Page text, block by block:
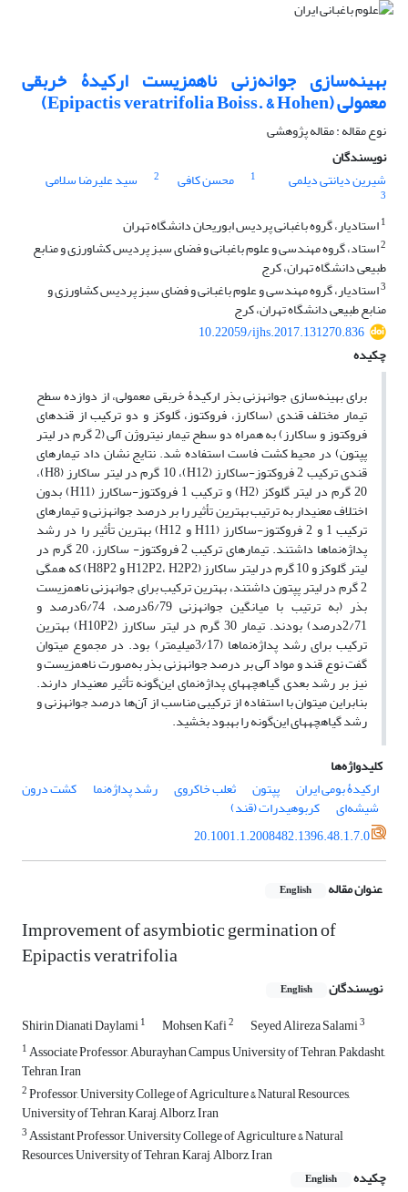
بهینه‌سازی جوانه‌زنی ناهمزیست ارکیدۀ خربقی
معمولی (Epipactis veratrifolia Boiss. & Hohen)
نوع مقاله : مقاله پژوهشی
نویسندگان
شیرین دیانتی دیلمی
1 محسن کافی 2 سید علیرضا سلامی
3
1استادیار، گروه باغبانی پردیس ابوریحان دانشگاه تهران
2استاد، گروه مهندسی و علوم باغبانی و فضای سبز پردیس کشاورزی و منابع
طبیعی دانشگاه تهران، کرج
3استادیار، گروه مهندسی و علوم باغبانی و فضای سبز پردیس کشاورزی و
منابع طبیعی دانشگاه تهران، کرج
10.22059/ijhs.2017.131270.836
چکیده
برای بهینه‌سازی جوانه­زنی بذر ارکیدۀ خربقی معمولی، از دوازده سطح
تیمار مختلف قندی (ساکارز، فروکتوز، گلوکز و دو ترکیب از قندهای
فروکتوز و ساکارز) به همراه دو سطح تیمار نیتروژن آلی (2 گرم در لیتر
پپتون) در محیط کشت فاست استفاده شد. نتایج نشان داد تیمارهای
قندی ترکیب 2 فروکتوز-­ساکارز (H12)، 10 گرم در لیتر ساکارز (H8)،
20 گرم در لیتر گلوکز (H2) و ترکیب 1 فروکتوز-­ساکارز (H11) بدون
اختلاف معنی­دار به ترتیب بهترین تأثیر را بر درصد جوانه­زنی و تیمارهای
ترکیب 1 و 2 فروکتوز-ساکارز (H11 و H12) بهترین تأثیر را در رشد
پداژه‌نما­ها داشتند. تیمارهای ترکیب 2 فروکتوز- ساکارز، 20 گرم در
لیتر گلوکز و 10 گرم در لیتر ساکارز (H12P2، H2P2 و H8P2) که همگی
2 گرم در لیتر پپتون داشتند، بهترین ترکیب برای جوانه­زنی ناهمزیست
بذر (به ترتیب با میانگین جوانه­زنی 6/79درصد، 6/74درصد و
2/71درصد) بودند. تیمار 30 گرم در لیتر ساکارز (H10P2) بهترین
ترکیب برای رشد پداژه‌نما­ها (3/17میلی­متر) بود. در مجموع می­توان
گفت نوع قند و مواد آلی بر درصد جوانه­زنی بذر به‌صورت ناهمزیست و
نیز بر رشد بعدی گیاهچه­های پداژه‌نمای این‌گونه تأثیر معنی­دار دارند.
بنابراین می­توان با استفاده از ترکیبی مناسب از آن‌ها درصد جوانه­زنی و
رشد گیاهچه­های این‌گونه را بهبود بخشید.
کلیدواژه‌ها
ارکیدۀ‌ بومی ایران
پپتون ثعلب خاکروی رشد پداژه‌نما کشت درون
شیشه‌ای
کربوهیدرات (قند)
20.1001.1.2008482.1396.48.1.7.0
عنوان مقاله English
Improvement of asymbiotic germination of
Epipactis veratrifolia
نویسندگان English
Shirin Dianati Daylami1 Mohsen Kafi2 Seyed Alireza Salami3
1Associate Professor, Aburayhan Campus, University of Tehran, Pakdasht,
Tehran, Iran
2Professor, University College of Agriculture & Natural Resources,
University of Tehran, Karaj, Alborz, Iran
3Assistant Professor, University College of Agriculture & Natural
Resources, University of Tehran, Karaj, Alborz, Iran
چکیده
English